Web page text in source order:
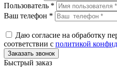
Пользователь *
Ваш телефон *
Даю согласие на обработку
соответствии с политикой
Быстрый заказ